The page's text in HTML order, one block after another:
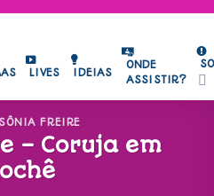
LIVES IDEIAS
ONDE
ASSISTIR?
SÔNIA FREIRE
– Coruja em